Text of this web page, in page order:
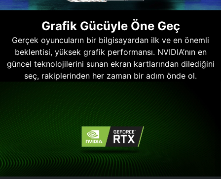
Grafik Gücüyle Öne Geç
Gerçek oyuncuların bir bilgisayardan ilk ve en önemli
beklentisi, yüksek grafik performansı. NVIDIA’nın en
güncel teknolojilerini sunan ekran kartlarından dilediğini
seç, rakiplerinden her zaman bir adım önde ol.